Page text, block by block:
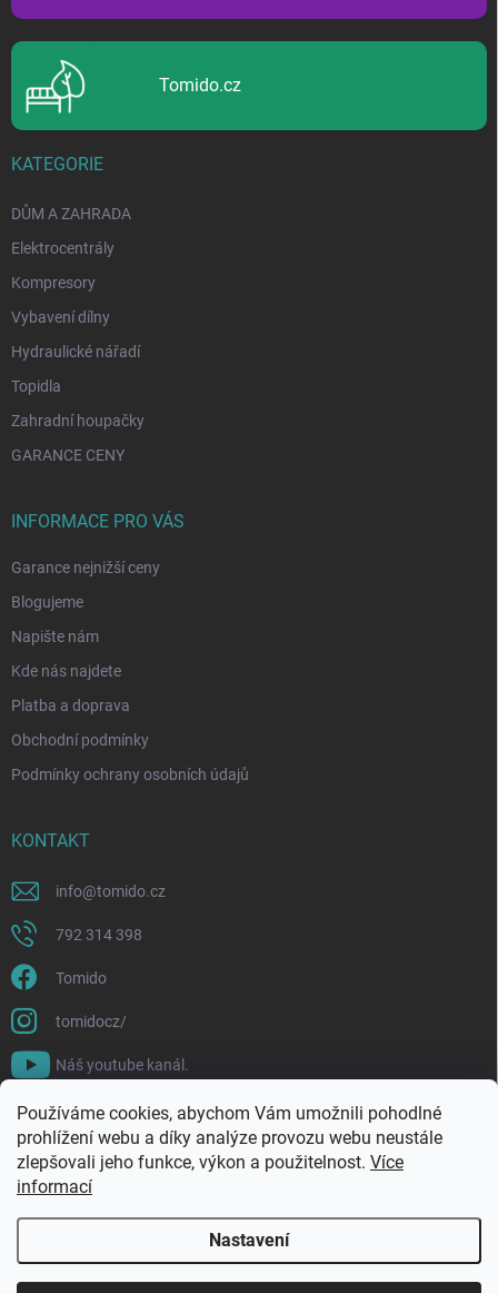
Používáme cookies, abychom Vám umožnili pohodlné
prohlížení webu a díky analýze provozu webu neustále
zlepšovali jeho funkce, výkon a použitelnost. Více
informací
Nastavení
Tomido.cz
KATEGORIE
DŮM A ZAHRADA
Elektrocentrály
Kompresory
Vybavení dílny
Hydraulické nářadí
Topidla
Zahradní houpačky
GARANCE CENY
INFORMACE PRO VÁS
Garance nejnižší ceny
Blogujeme
Napište nám
Kde nás najdete
Platba a doprava
Obchodní podmínky
Podmínky ochrany osobních údajů
KONTAKT
info@tomido.cz
792 314 398
Tomido
tomidocz/
Náš youtube kanál.